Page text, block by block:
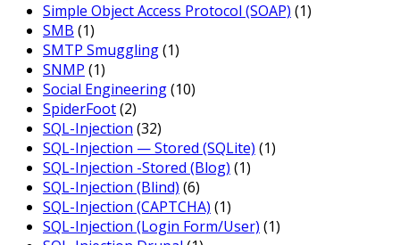
Simple Object Access Protocol (SOAP) (1)
SMB (1)
SMTP Smuggling(1)
SNMP (1)
Social Engineering(10)
SpiderFoot(2)
SQL-Injection (32)
SQL-Injection — Stored (SQLite) (1)
SQL-Injection -Stored (Blog) (1)
SQL-Injection (Blind) (6)
SQL-Injection (CAPTCHA) (1)
SQL-Injection (Login Form/User) (1)